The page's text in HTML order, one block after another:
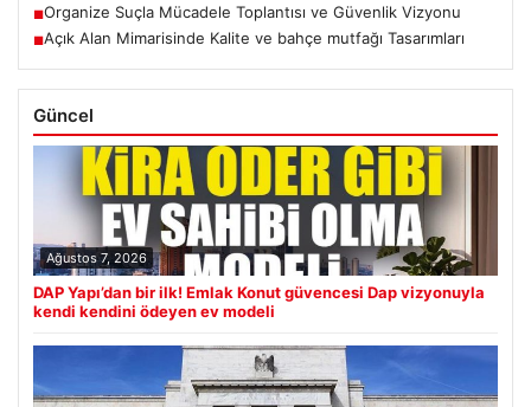
■Organize Suçla Mücadele Toplantısı ve Güvenlik Vizyonu
■Açık Alan Mimarisinde Kalite ve bahçe mutfağı Tasarımları
Güncel
Ağustos 7, 2026
DAP Yapı’dan bir ilk! Emlak Konut güvencesi Dap vizyonuyla
kendi kendini ödeyen ev modeli